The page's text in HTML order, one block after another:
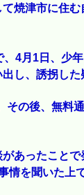
焼津市に住
4月1日、少
し、誘拐した
の後、無料
あったこと
情を聞いた上